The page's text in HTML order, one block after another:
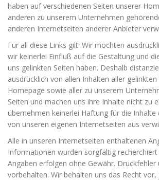
haben auf verschiedenen Seiten unserer
anderen zu unserem Unternehmen
anderen Internetseiten anderer Anbieter
Für all diese Links gilt: Wir möchten
wir keinerlei Einfluß auf die Gestaltung und
uns gelinkten Seiten haben. Deshalb
ausdrücklich von allen Inhalten aller
Homepage sowie aller zu unserem
Seiten und machen uns ihre Inhalte nicht zu
übernehmen keinerlei Haftung für die Inhalte
von unseren eigenen Internetseiten aus
Alle in unseren Internetseiten enthaltenen
Informationen wurden sorgfältig recherchiert
Angaben erfolgen ohne Gewähr.
vorbehalten. Wir behalten uns das Recht